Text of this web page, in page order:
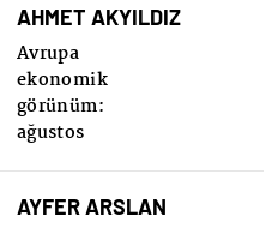
AHMET AKYILDIZ
Avrupa
ekonomik
görünüm:
ağustos
AYFER ARSLAN